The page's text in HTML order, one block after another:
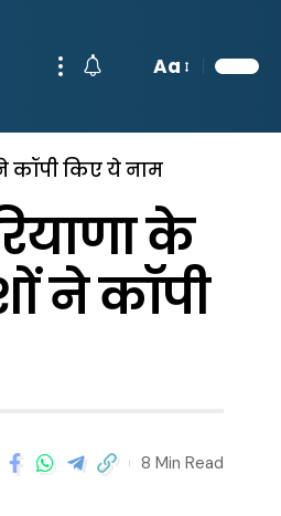
Aa
कॉपी किए ये नाम
के
ने कॉपी
8 Min Read